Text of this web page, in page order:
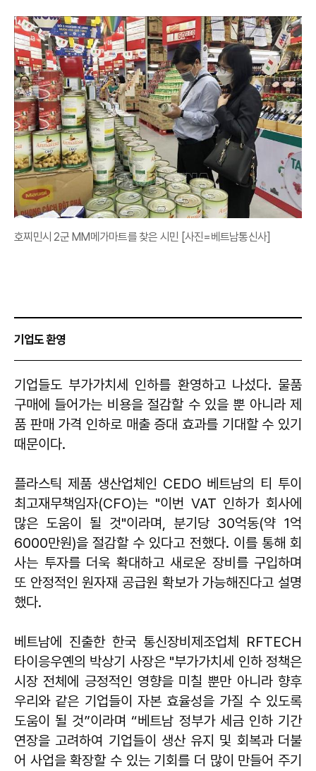
호찌민시 2군 MM메가마트를 찾은 시민 [사진=베트남통신사]
기업도 환영
기업들도 부가가치세 인하를 환영하고 나섰다. 물품
구매에 들어가는 비용을 절감할 수 있을 뿐 아니라 제
품 판매 가격 인하로 매출 증대 효과를 기대할 수 있기
때문이다.
플라스틱 제품 생산업체인 CEDO 베트남의 티 투이
최고재무책임자(CFO)는 "이번 VAT 인하가 회사에
많은 도움이 될 것"이라며, 분기당 30억동(약 1억
6000만원)을 절감할 수 있다고 전했다. 이를 통해 회
사는 투자를 더욱 확대하고 새로운 장비를 구입하며
또 안정적인 원자재 공급원 확보가 가능해진다고 설명
했다.
베트남에 진출한 한국 통신장비제조업체 RFTECH
타이응우옌의 박상기 사장은 "부가가치세 인하 정책은
시장 전체에 긍정적인 영향을 미칠 뿐만 아니라 향후
우리와 같은 기업들이 자본 효율성을 가질 수 있도록
도움이 될 것”이라며 “베트남 정부가 세금 인하 기간
연장을 고려하여 기업들이 생산 유지 및 회복과 더불
어 사업을 확장할 수 있는 기회를 더 많이 만들어 주기